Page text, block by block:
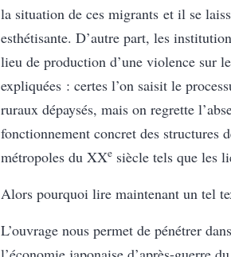
la situation de ces migrants et il se
esthétisante. D’autre part, les
lieu de production d’une violence sur
expliquées : certes l’on saisit le
ruraux dépaysés, mais on regrette
fonctionnement concret des structures
métropoles du XXe siècle tels que les
Alors pourquoi lire maintenant un tel
L’ouvrage nous permet de pénétrer